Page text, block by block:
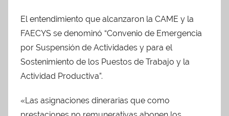
El entendimiento que alcanzaron la CAME y la
FAECYS se denominó “Convenio de Emergencia
por Suspensión de Actividades y para el
Sostenimiento de los Puestos de Trabajo y la
Actividad Productiva”.
«Las asignaciones dinerarias que como